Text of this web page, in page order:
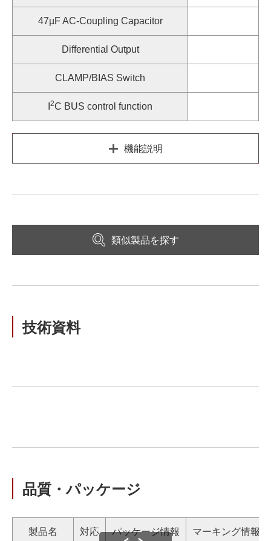
47µF AC-Coupling Capacitor
Differential Output
CLAMP/BIAS Switch
2C BUS control function
機能説明
類似製品を探す
技術資料
品質・パッケージ
製品名 対応 パッケージ情報 マーキング情報